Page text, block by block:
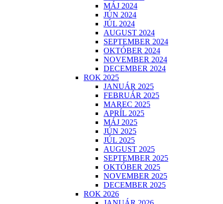
MÁJ 2024
JÚN 2024
JÚL 2024
AUGUST 2024
SEPTEMBER 2024
OKTÓBER 2024
NOVEMBER 2024
DECEMBER 2024
ROK 2025
JANUÁR 2025
FEBRUÁR 2025
MAREC 2025
APRÍL 2025
MÁJ 2025
JÚN 2025
JÚL 2025
AUGUST 2025
SEPTEMBER 2025
OKTÓBER 2025
NOVEMBER 2025
DECEMBER 2025
ROK 2026